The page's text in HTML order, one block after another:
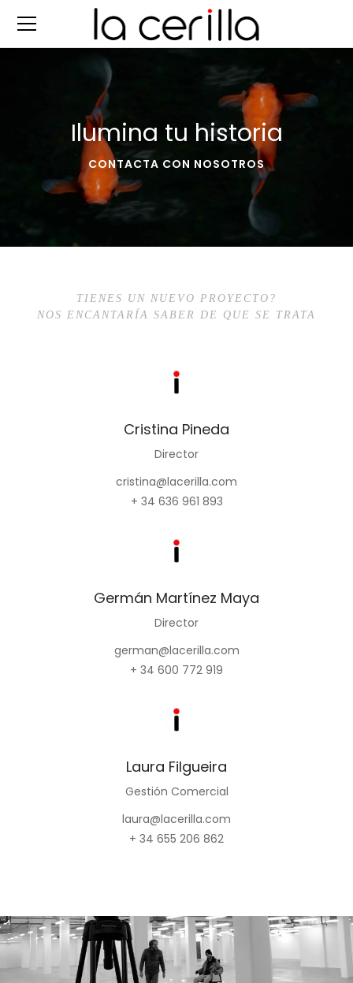
Ilumina tu historia
CONTACTA CON NOSOTROS
TIENES UN NUEVO PROYECTO?
NOS ENCANTARÍA SABER DE QUE SE TRATA
Cristina Pineda
Director
cristina@lacerilla.com
+ 34 636 961 893
Germán Martínez Maya
Director
german@lacerilla.com
+ 34 600 772 919
Laura Filgueira
Gestión Comercial
laura@lacerilla.com
+ 34 655 206 862